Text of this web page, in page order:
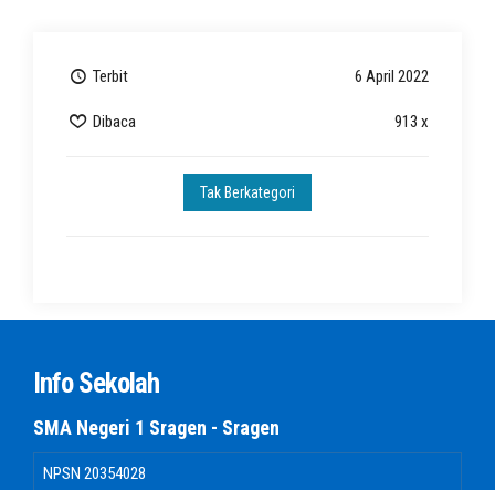
Terbit 6 April 2022
Dibaca 913 x
Tak Berkategori
Info Sekolah
SMA Negeri 1 Sragen - Sragen
NPSN 20354028